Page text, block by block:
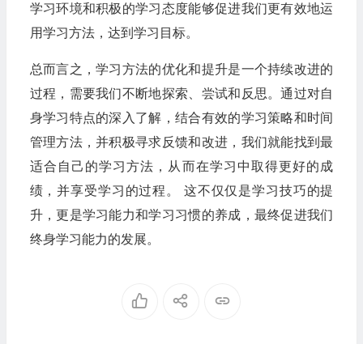
学习环境和积极的学习态度能够促进我们更有效地运
用学习方法，达到学习目标。
总而言之，学习方法的优化和提升是一个持续改进的
过程，需要我们不断地探索、尝试和反思。通过对自
身学习特点的深入了解，结合有效的学习策略和时间
管理方法，并积极寻求反馈和改进，我们就能找到最
适合自己的学习方法，从而在学习中取得更好的成
绩，并享受学习的过程。 这不仅仅是学习技巧的提
升，更是学习能力和学习习惯的养成，最终促进我们
终身学习能力的发展。